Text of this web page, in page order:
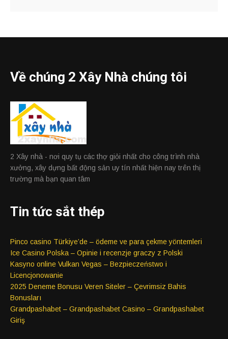
Về chúng 2 Xây Nhà chúng tôi
2 Xây nhà - nơi quy tụ các thợ giỏi nhất cho công trình nhà
xưởng, xây dựng bất động sản uy tín nhất hiện nay trên thị
trường mà bạn quan tâm
Tin tức sắt thép
Pinco casino Türkiye’de – ödeme ve para çekme yöntemleri
Ice Casino Polska – Opinie i recenzje graczy z Polski
Kasyno online Vulkan Vegas – Bezpieczeństwo i
Licencjonowanie
2025 Deneme Bonusu Veren Siteler – Çevrimsiz Bahis
Bonusları
Grandpashabet – Grandpashabet Casino – Grandpashabet
Giriş